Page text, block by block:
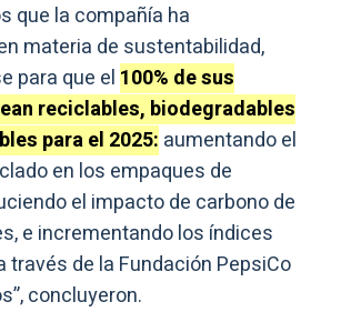
que la compañía ha
materia de sustentabilidad,
para que el 100% de sus
reciclables, biodegradables
para el 2025: aumentando el
en los empaques de
el impacto de carbono de
e incrementando los índices
través de la Fundación PepsiCo
concluyeron.